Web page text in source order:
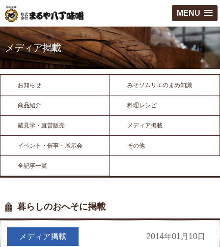
MENU
メディア掲載
お知らせ みそソムリエのまめ知識
商品紹介 料理レシピ
蔵見学・直営販売 メディア掲載
イベント・催事・展示会 その他
全記事一覧
暮らしのおへそに掲載
メディア掲載 2014年01月10日